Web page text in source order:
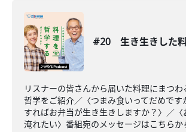
#20 生き生きした
リスナーの皆さんから届いた料理にまつわ
哲学をご紹介／〈つまみ食いってだめです
すればお弁当が生き生きしますか？〉／〈
淹れたい〉番組宛のメッセージはこちらか